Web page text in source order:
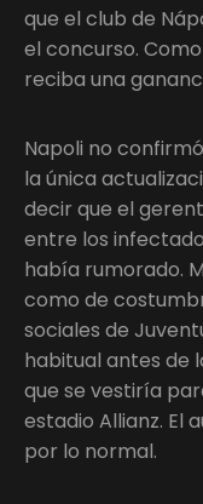
que el club de
el concurso.
reciba una
Napoli no
la única
decir que el
entre los
había rumorado.
como de
sociales de
habitual antes de
que se vestiría
estadio Allianz. El
por lo normal.